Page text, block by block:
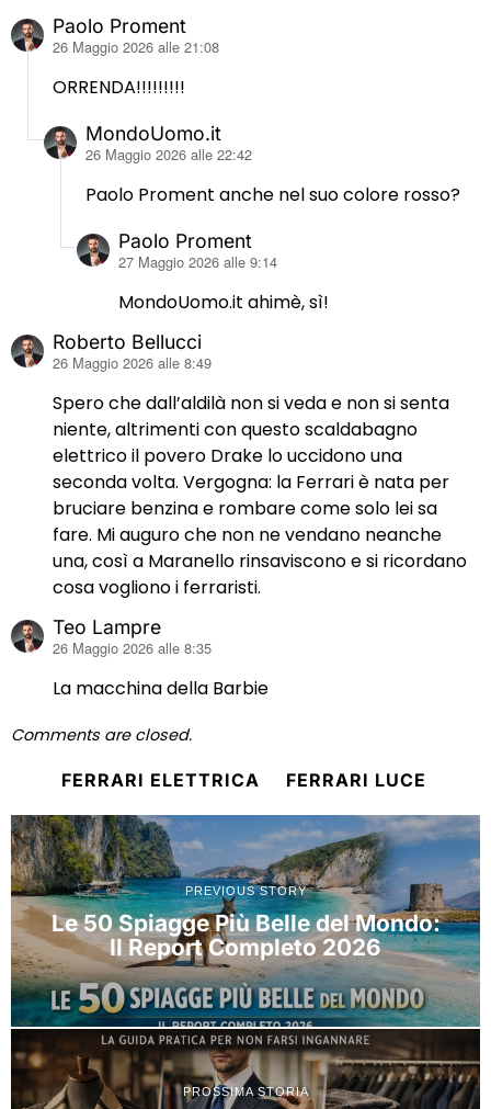
Paolo Proment
ha
detto:
26 Maggio 2026 alle 21:08
ORRENDA!!!!!!!!!
MondoUomo.it
ha
detto:
26 Maggio 2026 alle 22:42
Paolo Proment anche nel suo colore rosso?
Paolo Proment
ha
detto:
27 Maggio 2026 alle 9:14
MondoUomo.it ahimè, sì!
Roberto Bellucci
ha
detto:
26 Maggio 2026 alle 8:49
Spero che dall’aldilà non si veda e non si senta
niente, altrimenti con questo scaldabagno
elettrico il povero Drake lo uccidono una
seconda volta. Vergogna: la Ferrari è nata per
bruciare benzina e rombare come solo lei sa
fare. Mi auguro che non ne vendano neanche
una, così a Maranello rinsaviscono e si ricordano
cosa vogliono i ferraristi.
Teo Lampre
ha
detto:
26 Maggio 2026 alle 8:35
La macchina della Barbie
Comments are closed.
FERRARI ELETTRICA FERRARI LUCE
PREVIOUS STORY
Le 50 Spiagge Più Belle del Mondo:
Il Report Completo 2026
PROSSIMA STORIA